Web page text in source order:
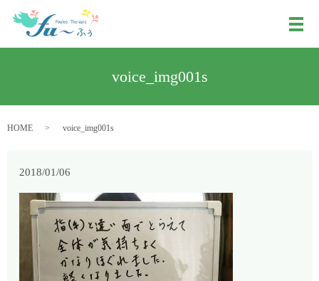
メ
voice_img001s
HOME voice_img001s
2018/01/06